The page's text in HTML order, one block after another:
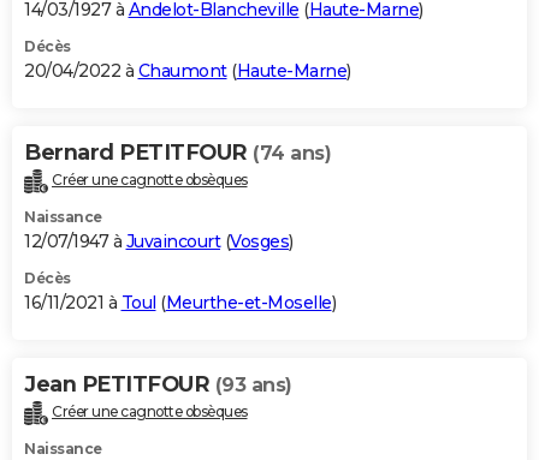
14/03/1927 à Andelot-Blancheville (Haute-Marne)
Décès
20/04/2022 à Chaumont(Haute-Marne)
Bernard PETITFOUR (74 ans)
Créer une cagnotte obsèques
Naissance
12/07/1947 à Juvaincourt(Vosges)
Décès
16/11/2021 à Toul (Meurthe-et-Moselle)
Jean PETITFOUR (93 ans)
Créer une cagnotte obsèques
Naissance